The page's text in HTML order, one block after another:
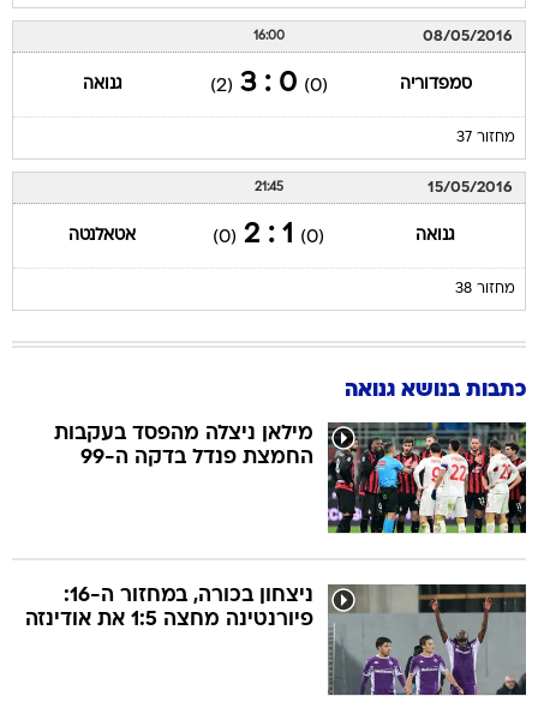
08/05/2016
16:00
סמפדוריה (0)
0 : 3
(2) גנואה
מחזור 37
15/05/2016
21:45
גנואה (0)
1 : 2
(0) אטאלנטה
מחזור 38
כתבות בנושא גנואה
מילאן ניצלה מהפסד בעקבות
החמצת פנדל בדקה ה-99
ניצחון בכורה, במחזור ה-16:
פיורנטינה מחצה 1:5 את אודינזה